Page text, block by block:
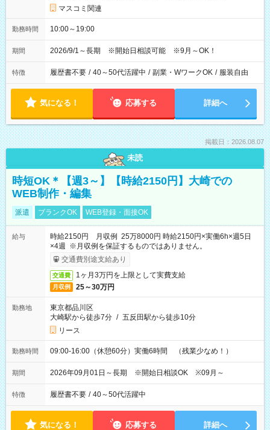
マスコミ関連
勤務時間 10:00～19:00
期間 2026/9/1～長期 ※開始日相談可能 ※9月～OK！
特徴 履歴書不要 / 40～50代活躍中 / 副業・WワークOK / 服装自由
気になる！ 応募する 詳細へ
掲載日：2026.08.07
未読
時短OK＊【週3～】【時給2150円】大崎での
WEB制作・編集
派遣 ブランクOK WEB登録・面接OK
給与
時給2150円 月収例 25万8000円 時給2150円×実働6h×週5日
×4週 ※月収例を保証するものではありません。
交通費別途支給あり
交通費 1ヶ月3万円を上限として実費支給
月収例 25～30万円
勤務地
東京都品川区
大崎駅から徒歩7分 / 五反田駅から徒歩10分
リース
勤務時間 09:00-16:00（休憩60分）実働6時間 （残業少なめ！）
期間 2026年09月01日～長期 ※開始日相談OK ※09月～
特徴 履歴書不要 / 40～50代活躍中
気になる！ 応募する 詳細へ